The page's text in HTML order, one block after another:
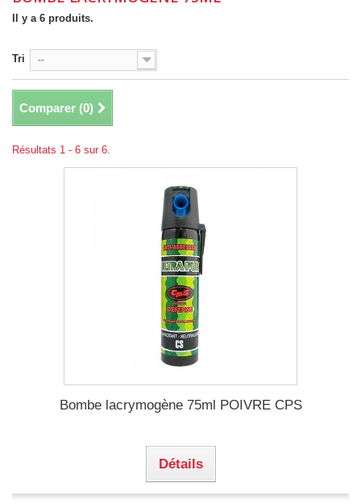
Il y a 6 produits.
Tri --
Comparer (0)
Résultats 1 - 6 sur 6.
Bombe lacrymogène 75ml POIVRE CPS
Détails